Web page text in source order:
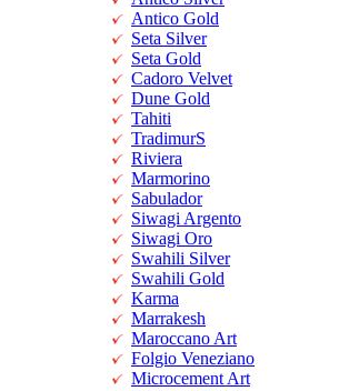
Antico Gold
Seta Silver
Seta Gold
Cadoro Velvet
Dune Gold
Tahiti
TradimurS
Riviera
Marmorino
Sabulador
Siwagi Argento
Siwagi Oro
Swahili Silver
Swahili Gold
Karma
Marrakesh
Maroccano Art
Folgio Veneziano
Microcement Art